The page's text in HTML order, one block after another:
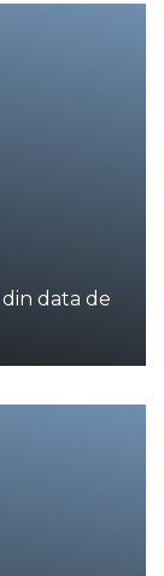
data de